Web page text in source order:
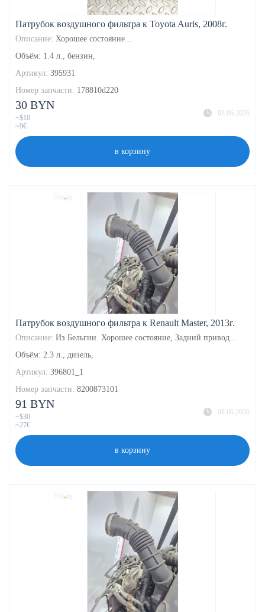
Патрубок воздушного фильтра к Toyota Auris, 2008г.
Описание: Хорошее состояние ..
Объём: 1.4 л., бензин,
Артикул: 395931
Номер запчасти: 178810d220
03.06.2026
30 BYN
~$10
~9€
в корзину
Патрубок воздушного фильтра к Renault Master, 2013г.
Описание: Из Бельгии. Хорошее состояние, Задний привод...
Объём: 2.3 л., дизель,
Артикул: 396801_1
Номер запчасти: 8200873101
08.06.2026
91 BYN
~$30
~27€
в корзину